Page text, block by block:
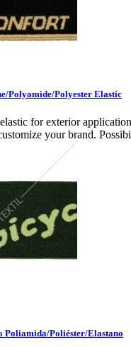
Polyamide/Polyester Elastic
for exterior
your brand.
Poliamida/Poliéster/Elastano